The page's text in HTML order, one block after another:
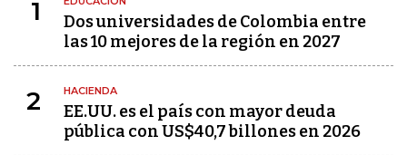
1
Dos universidades de Colombia entre
las 10 mejores de la región en 2027
2 HACIENDA
EE.UU. es el país con mayor deuda
pública con US$40,7 billones en 2026